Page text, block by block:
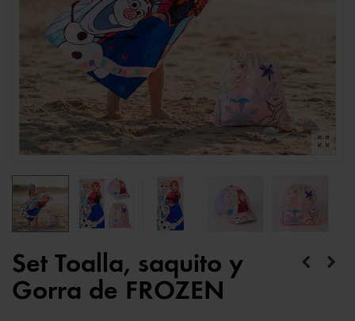
Set Toalla, saquito y
Gorra de FROZEN